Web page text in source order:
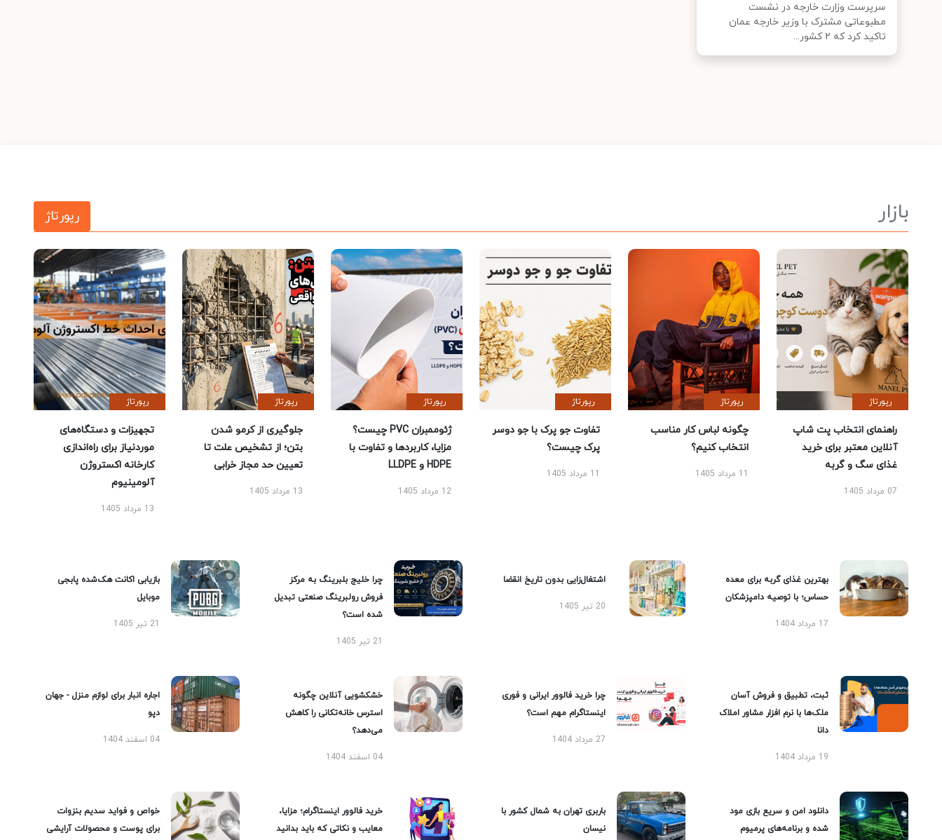
سرپرست وزارت خارجه در نشست
مطبوعاتی مشترک با وزیر خارجه عمان
تاکید کرد که ۲ کشور...
بازار رپورتاژ
رپورتاژ
راهنمای انتخاب پت شاپ
آنلاین معتبر برای خرید
غذای سگ و گربه
07 مرداد 1405
رپورتاژ
چگونه لباس کار مناسب
انتخاب کنیم؟
11 مرداد 1405
رپورتاژ
تفاوت جو پرک با جو دوسر
پرک چیست؟
11 مرداد 1405
رپورتاژ
ژئوممبران PVC چیست؟
مزایا، کاربردها و تفاوت با
HDPE و LLDPE
12 مرداد 1405
رپورتاژ
جلوگیری از کرمو شدن
بتن؛ از تشخیص علت تا
تعیین حد مجاز خرابی
13 مرداد 1405
رپورتاژ
تجهیزات و دستگاه‌های
موردنیاز برای راه‌اندازی
کارخانه اکستروژن
آلومینیوم
13 مرداد 1405
بهترین غذای گربه برای معده
حساس؛ با توصیه دامپزشکان
17 مرداد 1404
اشتغال‌زایی بدون تاریخ انقضا
20 تیر 1405
چرا خلیج بلبرینگ به مرکز
فروش رولبرینگ صنعتی تبدیل
شده است؟
21 تیر 1405
بازیابی اکانت هک‌شده پابجی
موبایل
21 تیر 1405
ثبت، تطبیق و فروش آسان
ملک‌ها با نرم افزار مشاور املاک
دانا
19 مرداد 1404
چرا خرید فالوور ایرانی و فوری
اینستاگرام مهم است؟
27 مرداد 1404
خشکشویی آنلاین چگونه
استرس خانه‌تکانی را کاهش
می‌دهد؟
04 اسفند 1404
اجاره انبار برای لوازم منزل - جهان
دپو
04 اسفند 1404
دانلود امن و سریع بازی مود
شده و برنامه‌های پرمیوم
باربری تهران به شمال کشور با
نیسان
خرید فالوور اینستاگرام؛ مزایا،
معایب و نکاتی که باید بدانید
خواص و فواید سدیم بنزوات
برای پوست و محصولات آرایشی